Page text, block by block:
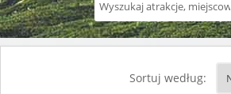
Sortuj według: